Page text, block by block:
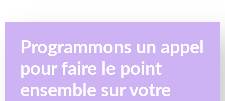
Programmons un appel
pour faire le point
ensemble sur votre